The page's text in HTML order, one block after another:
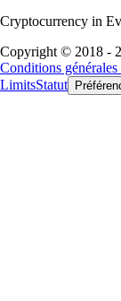
Cryptocurrency in
Copyright © 2018 -
Conditions
LimitsStatut